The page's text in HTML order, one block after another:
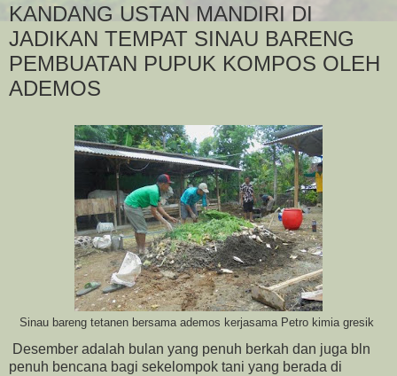
KANDANG USTAN MANDIRI DI
JADIKAN TEMPAT SINAU BARENG
PEMBUATAN PUPUK KOMPOS OLEH
ADEMOS
Sinau bareng tetanen bersama ademos kerjasama Petro kimia gresik
Desember adalah bulan yang penuh berkah dan juga bln
penuh bencana bagi sekelompok tani yang berada di